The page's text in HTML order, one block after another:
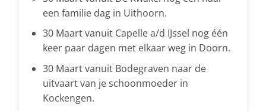
een familie dag in Uithoorn.
30 Maart vanuit Capelle a/d IJssel nog één
keer paar dagen met elkaar weg in Doorn.
30 Maart vanuit Bodegraven naar de
uitvaart van je schoonmoeder in
Kockengen.